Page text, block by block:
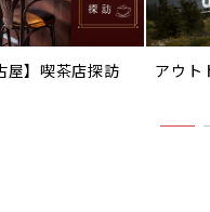
屋】喫茶店探訪 アウト